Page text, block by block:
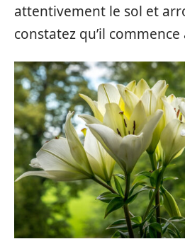
attentivement le sol et
constatez qu’il commence